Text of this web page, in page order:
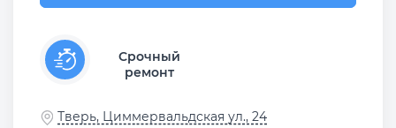
Срочный
ремонт
Тверь, Циммервальдская ул., 24